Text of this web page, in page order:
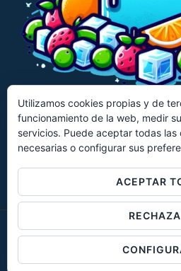
CECOTEC CANDY
KLARSTEIN
EVVO
© 2026 Mini Frigoríficos
Utilizamos cookies propias y de
funcionamiento de la web, medir
servicios. Puede aceptar todas
necesarias o configurar sus
ACEPTAR